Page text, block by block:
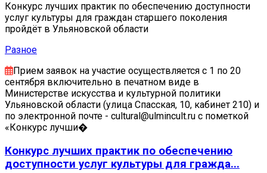
Конкурс лучших практик по обеспечению доступности
услуг культуры для граждан старшего поколения
пройдёт в Ульяновской области
Разное
Прием заявок на участие осуществляется с 1 по 20
сентября включительно в печатном виде в
Министерстве искусства и культурной политики
Ульяновской области (улица Спасская, 10, кабинет 210) и
по электронной почте - cultural@ulmincult.ru с пометкой
«Конкурс лучши�
Конкурс лучших практик по обеспечению
доступности услуг культуры для гражда...